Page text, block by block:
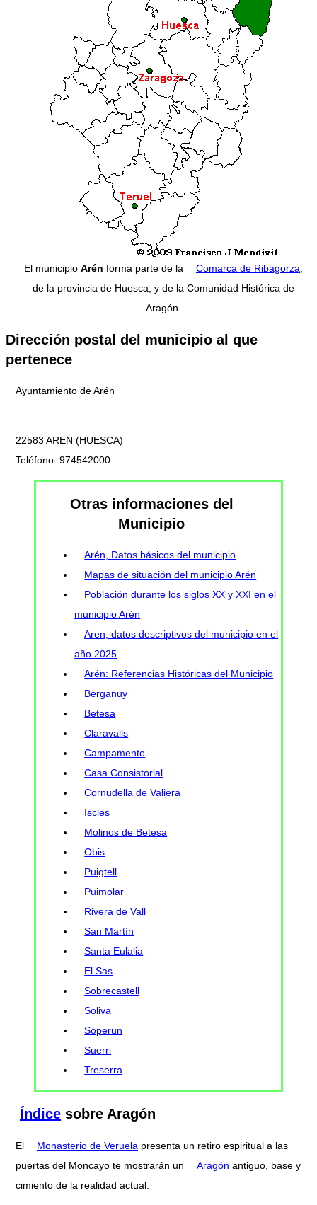
El municipio Arén forma parte de la Comarca de Ribagorza
de la provincia de Huesca, y de la Comunidad Histórica de
Aragón.
Dirección postal del municipio al que
pertenece
Ayuntamiento de Arén
22583 AREN (HUESCA)
Teléfono: 974542000
Otras informaciones del
Municipio
Arén, Datos básicos del municipio
Mapas de situación del municipio Arén
Población durante los siglos XX y XXI en el
municipio Arén
Aren, datos descriptivos del municipio en el
año 2025
Arén: Referencias Históricas del Municipio
Berganuy
Betesa
Claravalls
Campamento
Casa Consistorial
Cornudella de Valiera
Iscles
Molinos de Betesa
Obis
Puigtell
Puimolar
Rivera de Vall
San Martín
Santa Eulalia
El Sas
Sobrecastell
Soliva
Soperun
Suerri
Treserra
Índice sobre Aragón
El Monasterio de Veruela presenta un retiro espiritual a las
puertas del Moncayo te mostrarán un
Aragón antiguo, base y
cimiento de la realidad actual.